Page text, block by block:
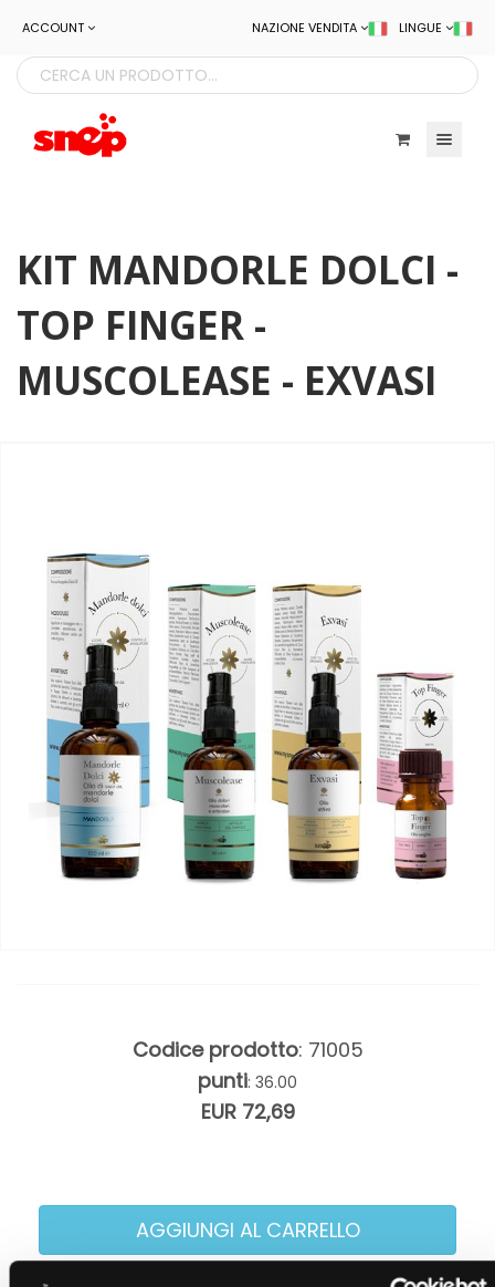
ACCOUNT LINGUE
NAZIONE VENDITA
KIT MANDORLE DOLCI -
TOP FINGER -
MUSCOLEASE - EXVASI
Codice prodotto: 71005
punti: 36.00
EUR 72,69